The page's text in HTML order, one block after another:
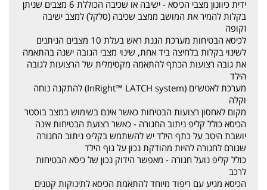
ידית כיוונון מצבי הכיסא - ישיבה או שכיבה הכוללת 6 מצבים שניתן
בקלות להמיר את המושב ממצב שכיבה (סלקל) למצב ישיבה
זקופה
לכיסא הבטיחות מערכת הגנת ראש בעלת 10 מצבים הניתנים
לשינוי בקלות בלחיצה ביד אחת, שינוי מצבי הגובה ישנה בהתאמה
את גובה רצועות הכתף להתאמה מקסימלית של הרצועות לגובה
הילד
מערכת לאטש'ים (InRight™ LATCH system) להתקנה נוחה
וקלה
מקום לאחסון רצועות הבטיחות כאשר אינם בשימוש במצב בוסטר
הכיסא כולל קליפ ניתוב החגורה - כאשר רצועת הבטיחות אינה
יושבת היטב על כתף הילד יש להשתמש בקליפ ניתוב החגורה
שגורם לחגורה להיות מהודקת נכון על גוף הילד
כולל קליפ נועל חגורה - מאפשר הידוק נכון של כיסא הבטיחות
לרכב
הכיסא מגיע עם ריפוד מיוחד להתאמת הכיסא לתינוקות קטנים